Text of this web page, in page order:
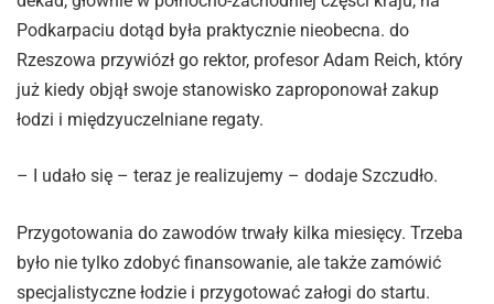
Podkarpaciu dotąd była praktycznie nieobecna. do
Rzeszowa przywiózł go rektor, profesor Adam Reich, który
już kiedy objął swoje stanowisko zaproponował zakup
łodzi i międzyuczelniane regaty.
– I udało się – teraz je realizujemy – dodaje Szczudło.
Przygotowania do zawodów trwały kilka miesięcy. Trzeba
było nie tylko zdobyć finansowanie, ale także zamówić
specjalistyczne łodzie i przygotować załogi do startu.